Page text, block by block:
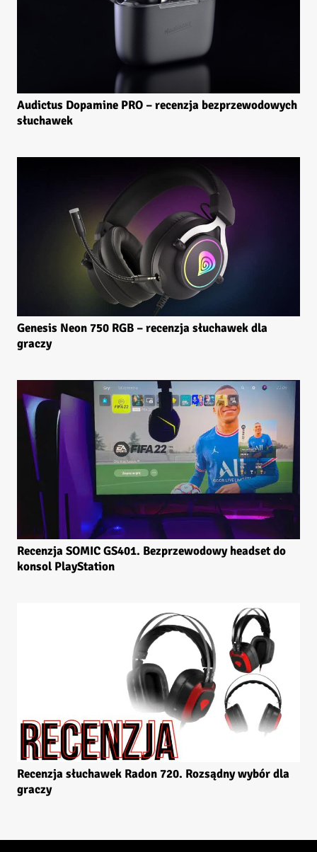
Audictus Dopamine PRO – recenzja bezprzewodowych
słuchawek
Genesis Neon 750 RGB – recenzja słuchawek dla
graczy
Recenzja SOMIC GS401. Bezprzewodowy headset do
konsol PlayStation
Recenzja słuchawek Radon 720. Rozsądny wybór dla
graczy